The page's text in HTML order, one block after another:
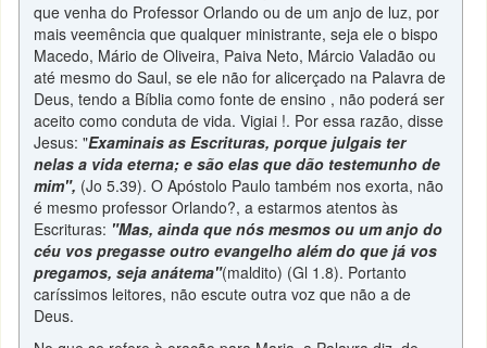
que venha do Professor Orlando ou de um anjo de luz, por
mais veemência que qualquer ministrante, seja ele o bispo
Macedo, Mário de Oliveira, Paiva Neto, Márcio Valadão ou
até mesmo do Saul, se ele não for alicerçado na Palavra de
Deus, tendo a Bíblia como fonte de ensino , não poderá ser
aceito como conduta de vida. Vigiai !. Por essa razão, disse
Jesus: "Examinais as Escrituras, porque julgais ter
nelas a vida eterna; e são elas que dão testemunho de
mim", (Jo 5.39). O Apóstolo Paulo também nos exorta, não
é mesmo professor Orlando?, a estarmos atentos às
Escrituras: "Mas, ainda que nós mesmos ou um anjo do
céu vos pregasse outro evangelho além do que já vos
pregamos, seja anátema"(maldito) (Gl 1.8). Portanto
caríssimos leitores, não escute outra voz que não a de
Deus.